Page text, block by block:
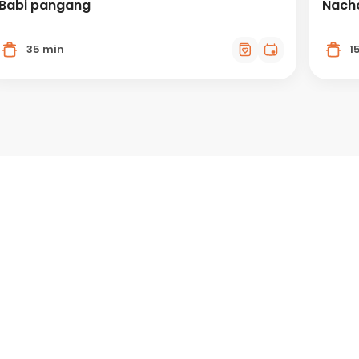
Babi pangang
35 min